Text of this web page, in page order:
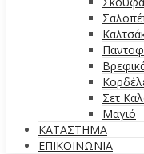
Σετ
Μαγιό
ΚΑΤΑΣΤΗΜΑ
ΕΠΙΚΟΙΝΩΝΙΑ